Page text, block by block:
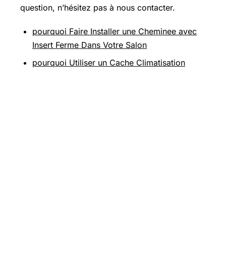
question, n’hésitez pas à nous contacter.
pourquoi Faire Installer une Cheminee avec
Insert Ferme Dans Votre Salon
pourquoi Utiliser un Cache Climatisation